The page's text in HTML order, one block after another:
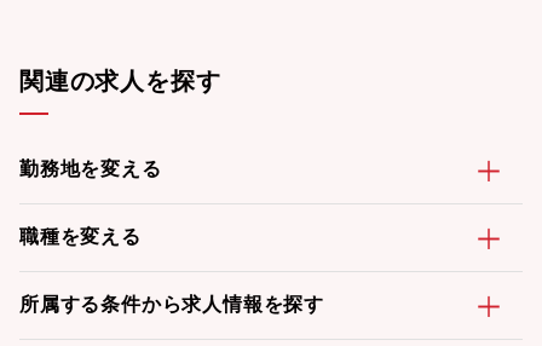
関連の求人を探す
勤務地を変える
職種を変える
所属する条件から求人情報を探す